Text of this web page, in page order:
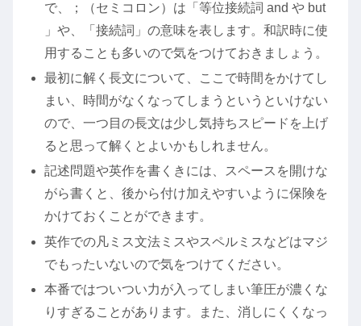
で、；（セミコロン）は「等位接続詞 and や but
」や、「接続詞」の意味を表します。和訳時に使
用することも多いので気をつけておきましょう。
最初に解く長文について、ここで時間をかけてし
まい、時間がなくなってしまうというといけない
ので、一つ目の長文は少し気持ちスピードを上げ
ると思って解くとよいかもしれません。
記述問題や英作を書くきには、スペースを開けな
がら書くと、後から付け加えやすいように保険を
かけておくことができます。
英作での凡ミス文法ミスやスペルミスなどはマジ
でもったいないので気をつけてください。
本番ではついつい力が入ってしまい筆圧が濃くな
りすぎることがあります。また、消しにくくなっ